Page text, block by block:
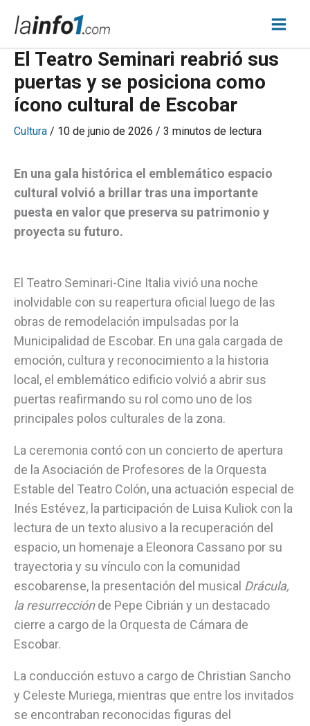
contenido
ícono cultural de Escobar
El Teatro Seminari reabrió sus
puertas y se posiciona como
ícono cultural de Escobar
Cultura / 10 de junio de 2026 / 3 minutos de lectura
En una gala histórica el emblemático espacio
cultural volvió a brillar tras una importante
puesta en valor que preserva su patrimonio y
proyecta su futuro.
El Teatro Seminari-Cine Italia vivió una noche
inolvidable con su reapertura oficial luego de las
obras de remodelación impulsadas por la
Municipalidad de Escobar. En una gala cargada de
emoción, cultura y reconocimiento a la historia
local, el emblemático edificio volvió a abrir sus
puertas reafirmando su rol como uno de los
principales polos culturales de la zona.
La ceremonia contó con un concierto de apertura
de la Asociación de Profesores de la Orquesta
Estable del Teatro Colón, una actuación especial de
Inés Estévez, la participación de Luisa Kuliok con la
lectura de un texto alusivo a la recuperación del
espacio, un homenaje a Eleonora Cassano por su
trayectoria y su vínculo con la comunidad
escobarense, la presentación del musical Drácula,
la resurrecciónde Pepe Cibrián y un destacado
cierre a cargo de la Orquesta de Cámara de
Escobar.
La conducción estuvo a cargo de Christian Sancho
y Celeste Muriega, mientras que entre los invitados
se encontraban reconocidas figuras del